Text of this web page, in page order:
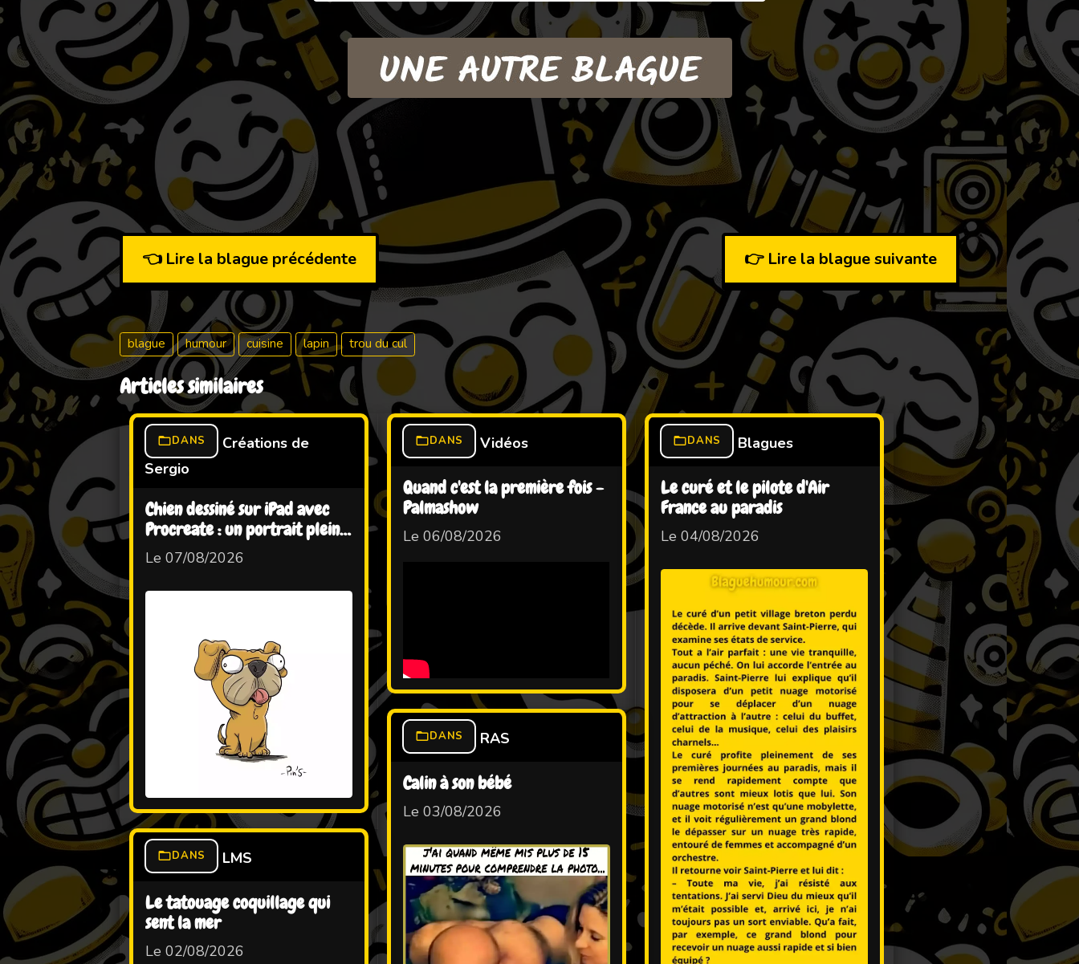
👈 Lire la blague précédente 👉 Lire la blague suivante
blague humour cuisine lapin trou du cul
Articles similaires
DANS
Créations de
Sergio
Chien dessiné sur iPad avec
Procreate : un portrait plein
d'humour
Le 07/08/2026
DANS Vidéos
Quand c'est la première fois -
Palmashow
Le 06/08/2026
DANS Blagues
Le curé et le pilote d'Air
France au paradis
Le 04/08/2026
DANS RAS
Calin à son bébé
Le 03/08/2026
DANS LMS
Le tatouage coquillage qui
sent la mer
Le 02/08/2026